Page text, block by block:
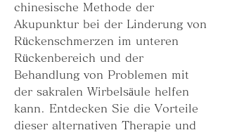
chinesische Methode der
Akupunktur bei der Linderung von
Rückenschmerzen im unteren
Rückenbereich und der
Behandlung von Problemen mit
der sakralen Wirbelsäule helfen
kann. Entdecken Sie die Vorteile
dieser alternativen Therapie und